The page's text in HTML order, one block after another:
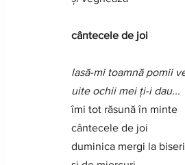
cântecele de joi
lasă-mi toamnă pomii
uite ochii mei ți-i dau...
îmi tot răsună în minte
cântecele de joi
duminica mergi la